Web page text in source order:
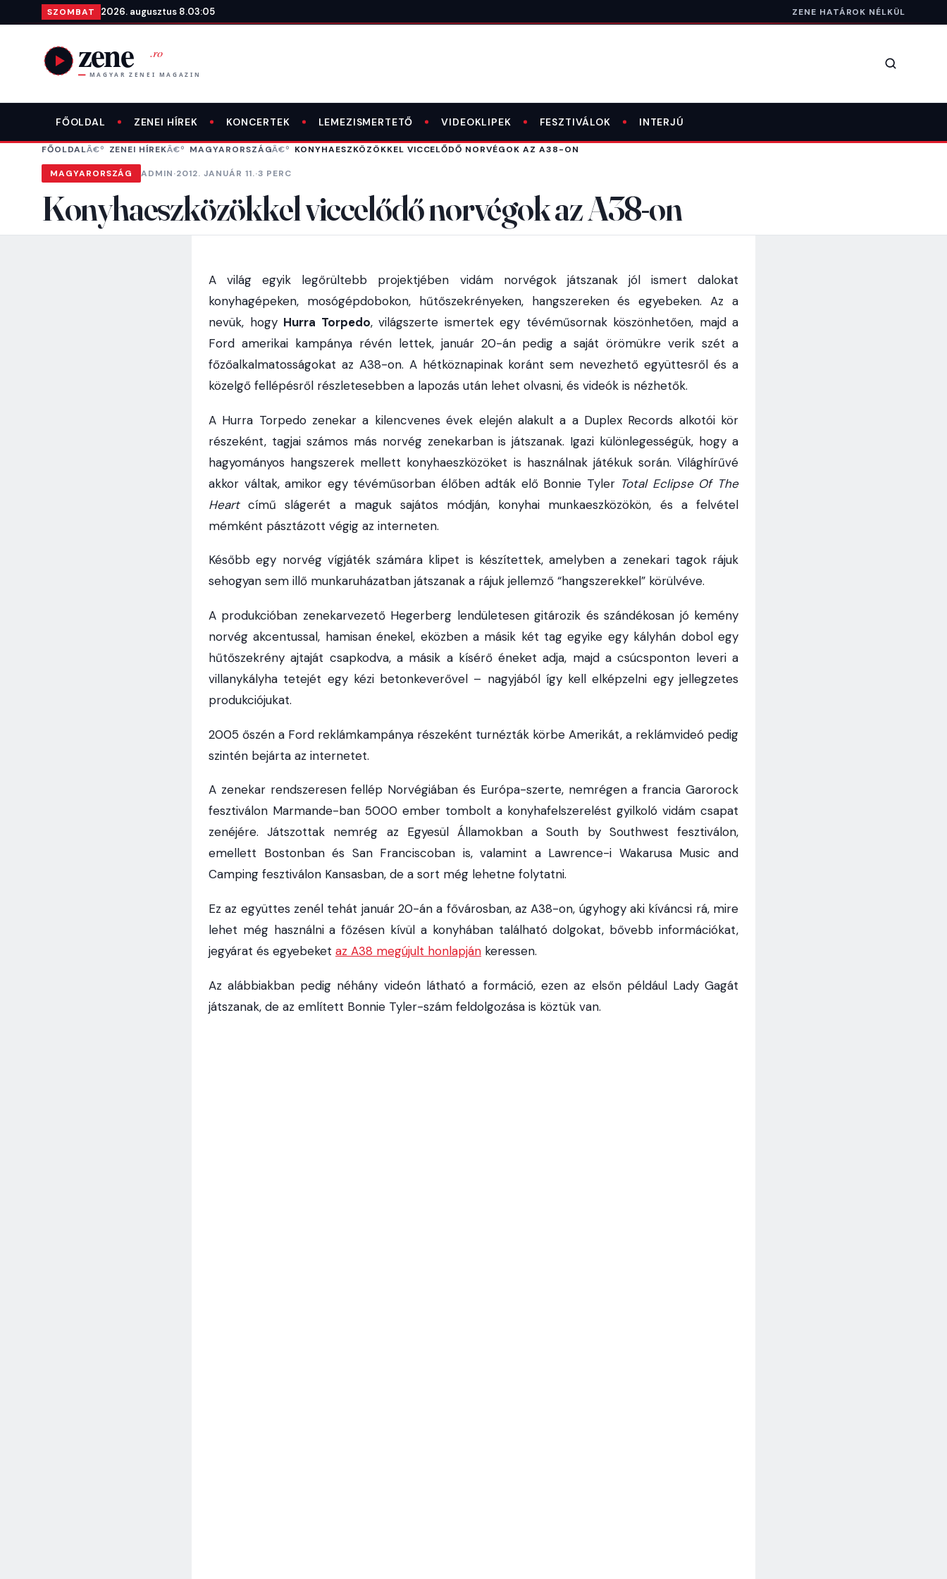
Ugrás a tartalomra
SZOMBAT 2026. augusztus 8.03:05 ZENE HATÁROK NÉLKÜL
Keresés
FŐOLDAL ZENEI HÍREK KONCERTEK LEMEZISMERTETŐ VIDEOKLIPEK FESZTIVÁLOK INTERJÚ
FŐOLDAL ZENEI HÍREK MAGYARORSZÁG KONYHAESZKÖZÖKKEL VICCELŐDŐ NORVÉGOK AZ A38-ON
MAGYARORSZÁG ADMIN·2012. JANUÁR 11.·3 PERC
Konyhaeszközökkel viccelődő norvégok az A38-on
A világ egyik legőrültebb projektjében vidám norvégok játszanak jól ismert dalokat
konyhagépeken, mosógépdobokon, hűtőszekrényeken, hangszereken és egyebeken. Az a
nevük, hogy Hurra Torpedo, világszerte ismertek egy tévéműsornak köszönhetően, majd a
Ford amerikai kampánya révén lettek, január 20-án pedig a saját örömükre verik szét a
főzőalkalmatosságokat az A38-on. A hétköznapinak koránt sem nevezhető együttesről és a
közelgő fellépésről részletesebben a lapozás után lehet olvasni, és videók is nézhetők.
A Hurra Torpedo zenekar a kilencvenes évek elején alakult a a Duplex Records alkotói kör
részeként, tagjai számos más norvég zenekarban is játszanak. Igazi különlegességük, hogy a
hagyományos hangszerek mellett konyhaeszközöket is használnak játékuk során. Világhírűvé
akkor váltak, amikor egy tévéműsorban élőben adták elő Bonnie Tyler Total Eclipse Of The
Heartcímű slágerét a maguk sajátos módján, konyhai munkaeszközökön, és a felvétel
mémként pásztázott végig az interneten.
Később egy norvég vígjáték számára klipet is készítettek, amelyben a zenekari tagok rájuk
sehogyan sem illő munkaruházatban játszanak a rájuk jellemző “hangszerekkel” körülvéve.
A produkcióban zenekarvezető Hegerberg lendületesen gitározik és szándékosan jó kemény
norvég akcentussal, hamisan énekel, eközben a másik két tag egyike egy kályhán dobol egy
hűtőszekrény ajtaját csapkodva, a másik a kísérő éneket adja, majd a csúcsponton leveri a
villanykályha tetejét egy kézi betonkeverővel – nagyjából így kell elképzelni egy jellegzetes
produkciójukat.
2005 őszén a Ford reklámkampánya részeként turnézták körbe Amerikát, a reklámvideó pedig
szintén bejárta az internetet.
A zenekar rendszeresen fellép Norvégiában és Európa-szerte, nemrégen a francia Garorock
fesztiválon Marmande-ban 5000 ember tombolt a konyhafelszerelést gyilkoló vidám csapat
zenéjére. Játszottak nemrég az Egyesül Államokban a South by Southwest fesztiválon,
emellett Bostonban és San Franciscoban is, valamint a Lawrence-i Wakarusa Music and
Camping fesztiválon Kansasban, de a sort még lehetne folytatni.
Ez az együttes zenél tehát január 20-án a fővárosban, az A38-on, úgyhogy aki kíváncsi rá, mire
lehet még használni a főzésen kívül a konyhában található dolgokat, bővebb információkat,
jegyárat és egyebeket az A38 megújult honlapján keressen.
Az alábbiakban pedig néhány videón látható a formáció, ezen az elsőn például Lady Gagát
játszanak, de az említett Bonnie Tyler-szám feldolgozása is köztük van.